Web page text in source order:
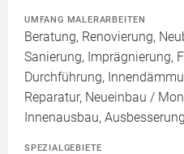
UMFANG MALERARBEITEN
Beratung, Renovierung,
Sanierung, Imprägnierung,
Durchführung,
Reparatur, Neueinbau /
Innenausbau,
SPEZIALGEBIETE